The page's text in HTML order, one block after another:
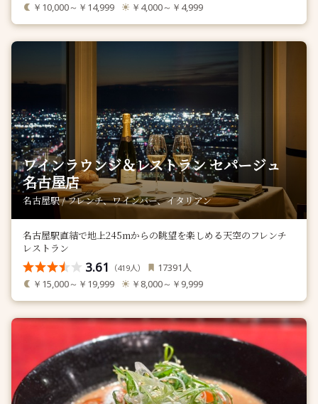
￥10,000～￥14,999 ￥4,000～￥4,999
ワインラウンジ＆レストラン セパージュ
名古屋店
名古屋駅 / フレンチ、ワインバー、イタリアン
名古屋駅直結で地上245mからの眺望を楽しめる天空のフレンチ
レストラン
3.61 （419人） 17391 人
￥15,000～￥19,999 ￥8,000～￥9,999